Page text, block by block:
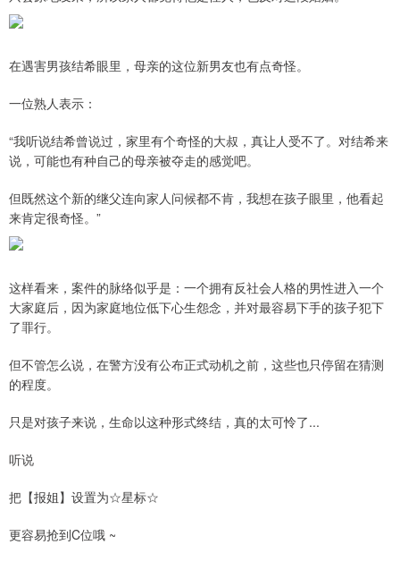
在遇害男孩结希眼里，母亲的这位新男友也有点奇怪。
一位熟人表示：
“我听说结希曾说过，家里有个奇怪的大叔，真让人受不了。对结希来
说，可能也有种自己的母亲被夺走的感觉吧。
但既然这个新的继父连向家人问候都不肯，我想在孩子眼里，他看起
来肯定很奇怪。”
这样看来，案件的脉络似乎是：一个拥有反社会人格的男性进入一个
大家庭后，因为家庭地位低下心生怨念，并对最容易下手的孩子犯下
了罪行。
但不管怎么说，在警方没有公布正式动机之前，这些也只停留在猜测
的程度。
只是对孩子来说，生命以这种形式终结，真的太可怜了...
听说
把【报姐】设置为☆星标☆
更容易抢到C位哦 ~